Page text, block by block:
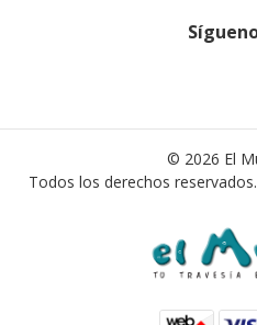
© 2026 El
Todos los derechos reservados.